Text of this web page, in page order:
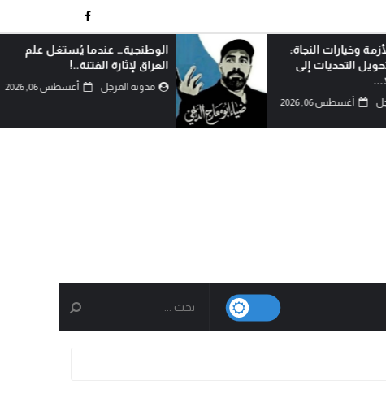
وخيارات النجاة:
التحديات إلى
أغسطس 06, 2026
الوطنجية… عندما يُستغل علم
العراق لإثارة الفتنة..!
مدونة المرجل أغسطس 06, 2026